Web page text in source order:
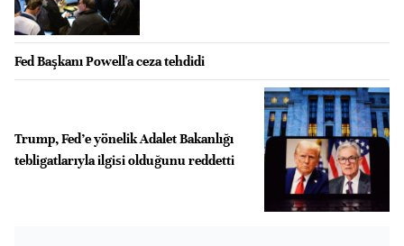
Fed Başkanı Powell'a ceza tehdidi
Trump, Fed’e yönelik Adalet Bakanlığı
tebligatlarıyla ilgisi olduğunu reddetti